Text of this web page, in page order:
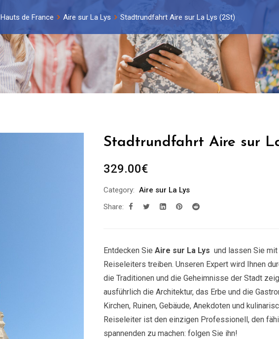
Hauts de France Aire sur La Lys Stadtrundfahrt Aire sur La Lys (2St)
Stadtrundfahrt Aire sur
329.00€
Category: Aire sur La Lys
Share:
Entdecken Sie Aire sur La Lys und lassen Sie
Reiseleiters treiben. Unseren Expert wird Ihnen
die Traditionen und die Geheimnisse der Stadt
ausführlich die Architektur, das Erbe und die
Kirchen, Ruinen, Gebäude, Anekdoten und
Reiseleiter ist den einzigen Professionell, den
spannenden zu machen: folgen Sie ihn!